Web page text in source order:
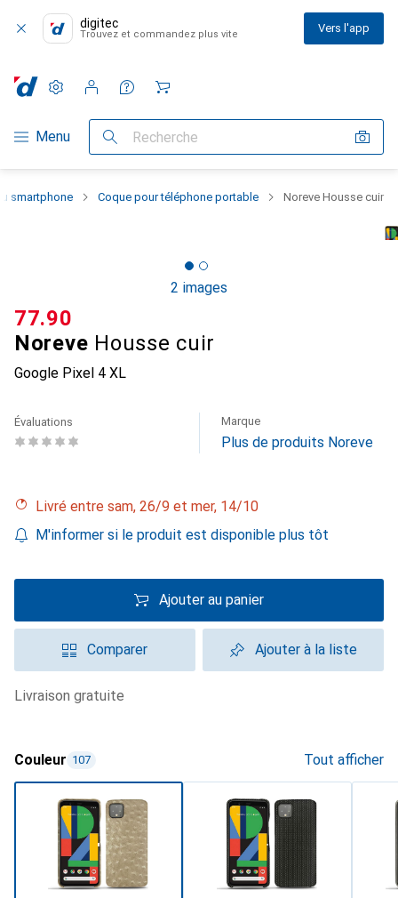
digitec
Trouvez et commandez plus vite Vers l'app
Navigation par catégorie
Menu Recherche
Paramètres
Compte client
Listes de comparaison
Listes d'envies
Panier
smartphone Coque pour téléphone portable Noreve Housse cuir
2 images
Noreve Housse cuir
Google Pixel 4 XL
CHF
77.90
Évaluations Marque
Plus de produits Noreve
Livré entre sam, 26/9 et mer, 14/10
M'informer si le produit est disponible plus tôt
Ajouter au panier
Comparer Ajouter à la liste
livraison gratuite
Couleur 107 Tout afficher